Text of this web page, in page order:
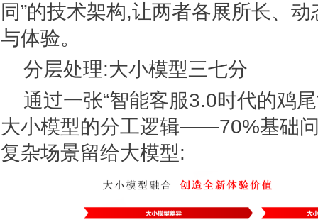
同”的技术架构,让两者各展所长、
与体验。
分层处理:大小模型三七分
通过一张“智能客服3.0时代的鸡
大小模型的分工逻辑——70%基础
复杂场景留给大模型: